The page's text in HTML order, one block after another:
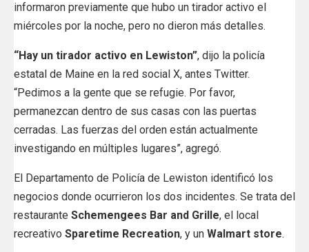
informaron previamente que hubo un tirador activo el
miércoles por la noche, pero no dieron más detalles.
“Hay un tirador activo en Lewiston”, dijo la policía
estatal de Maine en la red social X, antes Twitter.
“Pedimos a la gente que se refugie. Por favor,
permanezcan dentro de sus casas con las puertas
cerradas. Las fuerzas del orden están actualmente
investigando en múltiples lugares”, agregó.
El Departamento de Policía de Lewiston identificó los
negocios donde ocurrieron los dos incidentes. Se trata del
restaurante Schemengees Bar and Grille, el local
recreativo Sparetime Recreation, y un Walmart store.